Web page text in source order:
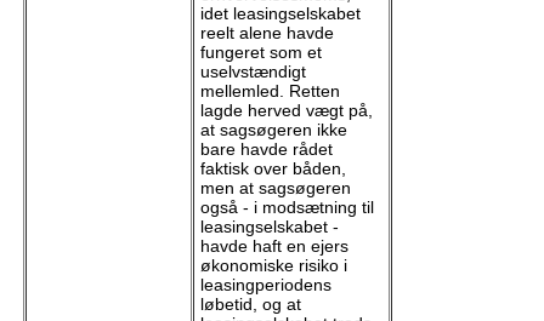
idet leasingselskabet
reelt alene havde
fungeret som et
uselvstændigt
mellemled. Retten
lagde herved vægt på,
at sagsøgeren ikke
bare havde rådet
faktisk over båden,
men at sagsøgeren
også - i modsætning til
leasingselskabet -
havde haft en ejers
økonomiske risiko i
leasingperiodens
løbetid, og at